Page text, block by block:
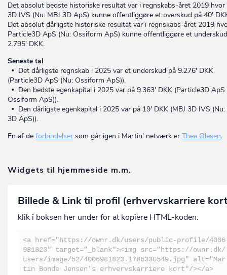
Det absolut bedste historiske resultat var i regnskabs-året 2019 hvor
3D IVS (Nu: MBJ 3D ApS) kunne offentliggøre et overskud på 40'
Det absolut dårligste historiske resultat var i regnskabs-året 2019
Particle3D ApS (Nu: Ossiform ApS) kunne offentliggøre et
2.795' DKK.
Seneste tal
• Det dårligste regnskab i 2025 var et underskud på 9.276' DKK
(Particle3D ApS (Nu: Ossiform ApS)).
• Den bedste egenkapital i 2025 var på 9.363' DKK (Particle3D ApS
Ossiform ApS)).
• Den dårligste egenkapital i 2025 var på 19' DKK (MBJ 3D IVS (Nu:
3D ApS)).
En af de forbindelser som går igen i Martin' netværk er Thea Olesen.
Widgets til hjemmeside m.m.
Billede & Link til profil (erhvervskarriere
klik i boksen her under for at kopiere HTML-koden.
<a href="https://ownr.dk/users/public-profile/4006
981823" target="_blank"><img src="https://ownr.dk/
users/image/52/4006981823.1786330549.jpg" alt="Mar
tin Bonde Jensen's erhvervskarriere kort"/></a>